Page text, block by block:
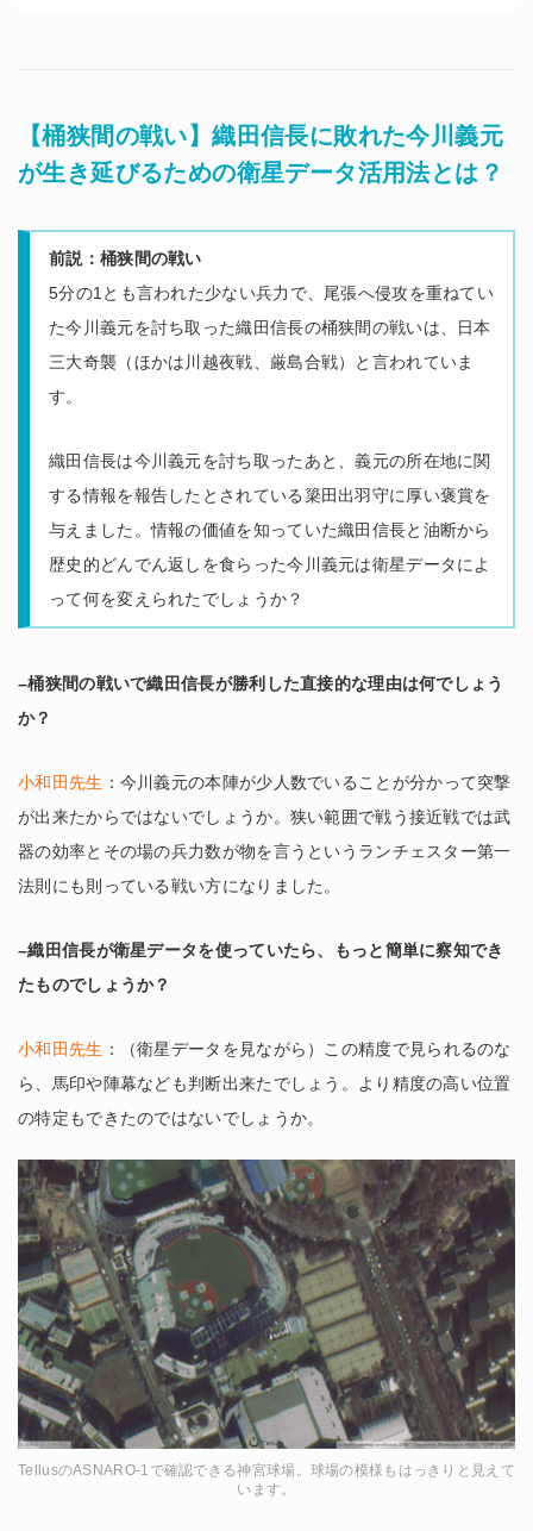
【桶狭間の戦い】織田信長に敗れた今川義元
が生き延びるための衛星データ活用法とは？
前説：桶狭間の戦い
5分の1とも言われた少ない兵力で、尾張へ侵攻を重ねてい
た今川義元を討ち取った織田信長の桶狭間の戦いは、日本
三大奇襲（ほかは川越夜戦、厳島合戦）と言われていま
す。
織田信長は今川義元を討ち取ったあと、義元の所在地に関
する情報を報告したとされている簗田出羽守に厚い褒賞を
与えました。情報の価値を知っていた織田信長と油断から
歴史的どんでん返しを食らった今川義元は衛星データによ
って何を変えられたでしょうか？
–桶狭間の戦いで織田信長が勝利した直接的な理由は何でしょう
か？
小和田先生 ：今川義元の本陣が少人数でいることが分かって突撃
が出来たからではないでしょうか。狭い範囲で戦う接近戦では武
器の効率とその場の兵力数が物を言うというランチェスター第一
法則にも則っている戦い方になりました。
–織田信長が衛星データを使っていたら、もっと簡単に察知でき
たものでしょうか？
小和田先生 ：（衛星データを見ながら）この精度で見られるのな
ら、馬印や陣幕なども判断出来たでしょう。より精度の高い位置
の特定もできたのではないでしょうか。
TellusのASNARO-1で確認できる神宮球場。球場の模様もはっきりと見えて
います。